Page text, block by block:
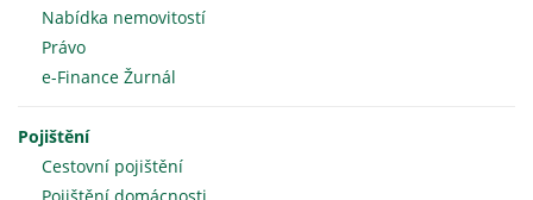
Nabídka nemovitostí
Právo
e-Finance Žurnál
Pojištění
Cestovní pojištění